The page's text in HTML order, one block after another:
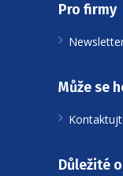
Pro firmy
Může se
Důležité